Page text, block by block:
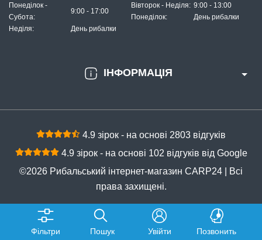
Фільтри Пошук Увійти Позвонить
ІНФОРМАЦІЯ
Понеділок -
Субота:
9:00 - 17:00
Неділя: День рибалки
Вівторок - Неділя: 9:00 - 13:00
Понеділок:
День рибалки
4.9 зірок - на основі 2803 відгуків
4.9 зірок - на основі 102 відгуків від Google
©2026 Рибальський інтернет-магазин CARP24 | Всі
права захищені.